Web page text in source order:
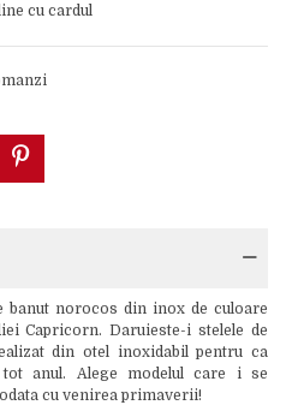
cu cardul
norocos din inox de culoare
Capricorn. Daruieste-i stelele de
din otel inoxidabil pentru ca
anul. Alege modelul care i se
cu venirea primaverii!